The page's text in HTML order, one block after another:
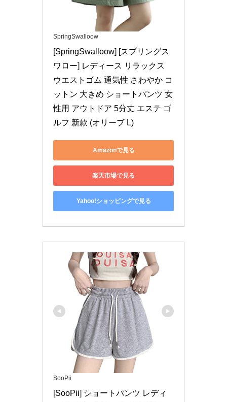
SpringSwalloow
[SpringSwalloow] [スプリングス
ワロー] レディース リラックス
ウエストゴム 通気性 さわやか コ
ットン 大きめ ショートパンツ 女
性用 アウトドア 5分丈 エステ ゴ
ルフ 新款 (オリーブ L)
Amazonで見る
楽天市場で見る
Yahoo!ショッピングで見る
SooPii
[SooPii] ショートパンツ レディ